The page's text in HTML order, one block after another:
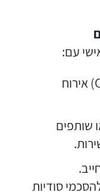
ספקי שירות טכנולוגיים (CRM) אירוח
שותפים
סודיות